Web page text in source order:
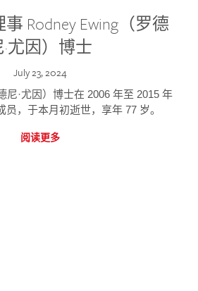
Rodney Ewing（罗德
·尤因）博士
July 23, 2024
尼·尤因）博士在 2006 年至 2015 年
员，于本月初逝世，享年 77 岁。
阅读更多